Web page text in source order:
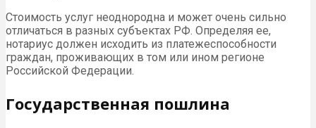
Стоимость услуг неоднородна и может очень сильно
отличаться в разных субъектах РФ. Определяя ее,
нотариус должен исходить из платежеспособности
граждан, проживающих в том или ином регионе
Российской Федерации.
Государственная пошлина